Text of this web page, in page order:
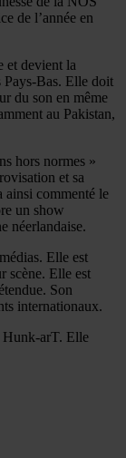
de l’année en
et devient la
Pays-Bas. Elle doit
du son en même
au Pakistan,
hors normes »
et sa
ainsi commenté le
un show
néerlandaise.
Elle est
scène. Elle est
Son
internationaux.
Hunk-arT. Elle